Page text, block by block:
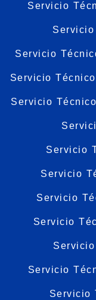
Servicio
Servicio
Servicio
Servicio
Servicio
Servicio
Servicio
Servicio
Servicio
Servicio